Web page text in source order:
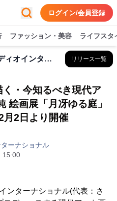
ログイン/会員登録
ファッション・美容 ライフスタ
有限会社エルステュディオインターナショナル リリース一覧
・今知るべき現代ア
画展「月冴ゆる庭」
月2日より開催
ーナショナル
15:00
ンターナショナル(代表：さ